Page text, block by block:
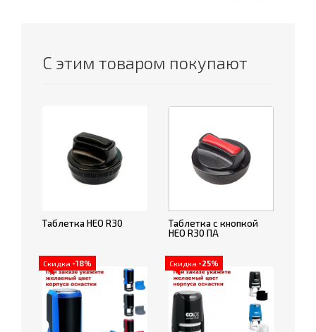
С этим товаром покупают
Таблетка НЕО R30
Таблетка с кнопкой
НЕО R30 ПА
Скидка -18% Скидка -25%